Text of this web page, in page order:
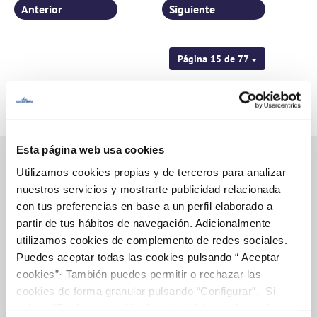
Esta página web usa cookies
Utilizamos cookies propias y de terceros para analizar
nuestros servicios y mostrarte publicidad relacionada
con tus preferencias en base a un perfil elaborado a
partir de tus hábitos de navegación. Adicionalmente
utilizamos cookies de complemento de redes sociales.
Puedes aceptar todas las cookies pulsando “ Aceptar
cookies”· También puedes permitir o rechazar las
cookies de forma granular pulsando “Configurar”. Si
Página 15 de 77
Anterior Siguiente
Inicio
Gestiones Online